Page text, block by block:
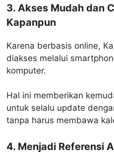
3. Akses Mudah dan
Kapanpun
Karena berbasis online,
diakses melalui
komputer.
Hal ini memberikan
untuk selalu update
tanpa harus membawa
4. Menjadi Referensi